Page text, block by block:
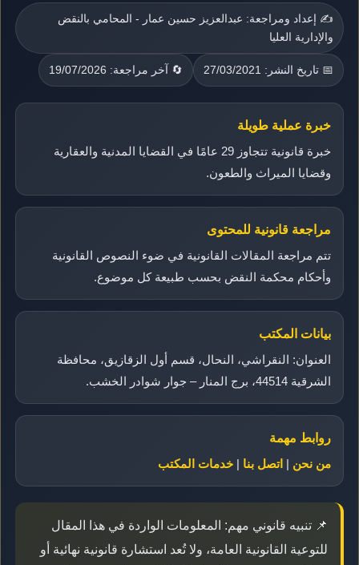
✍️ إعداد ومراجعة: عبدالعزيز حسين عمار - المحامي بالنقض
والإدارية العليا
📅 تاريخ النشر: 27/03/2021 🔄 آخر مراجعة: 19/07/2026
خبرة عملية طويلة
خبرة قانونية تتجاوز 29 عامًا في القضايا المدنية والعقارية
وقضايا الميراث والطعون.
مراجعة قانونية للمحتوى
تتم مراجعة المقالات القانونية في ضوء النصوص القانونية
وأحكام محكمة النقض بحسب طبيعة كل موضوع.
بيانات المكتب
العنوان: النقراشي، النحال، قسم أول الزقازيق، محافظة
الشرقية 44514، برج المنار – جوار شوادر الخشب.
روابط مهمة
من نحن | اتصل بنا | خدمات المكتب
📌 تنبيه قانوني مهم: المعلومات الواردة في هذا المقال
للتوعية القانونية العامة، ولا تُعد استشارة قانونية نهائية أو